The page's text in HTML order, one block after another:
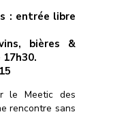
: entrée libre
bières &
le Meetic des
rencontre sans
quelques